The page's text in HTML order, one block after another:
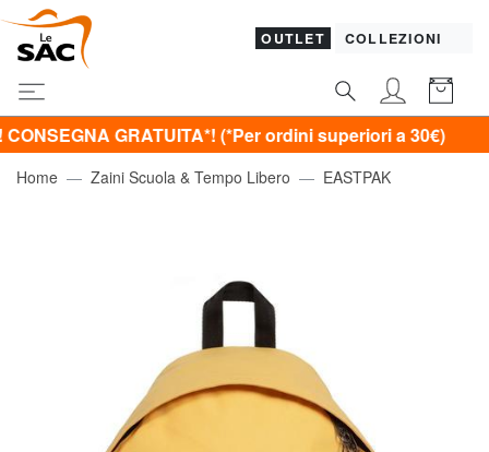
OUTLET COLLEZIONI
GRATUITA*! (*Per ordini superiori a 30€)
Home Zaini Scuola & Tempo Libero EASTPAK